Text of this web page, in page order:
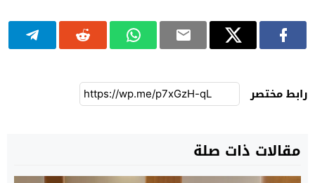
رابط مختصر
مقالات ذات صلة